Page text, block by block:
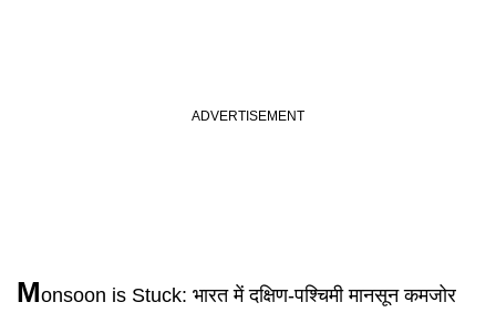
Monsoon is Stuck: भारत में दक्षिण-पश्चिमी मानसून कमजोर